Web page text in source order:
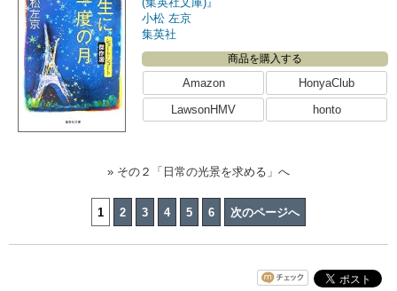
小松 左京
集英社
商品を購入する
Amazon
HonyaClub
LawsonHMV
honto
» その２「日常の光景を求める」へ
1 2 3 4 5 6 次のページへ